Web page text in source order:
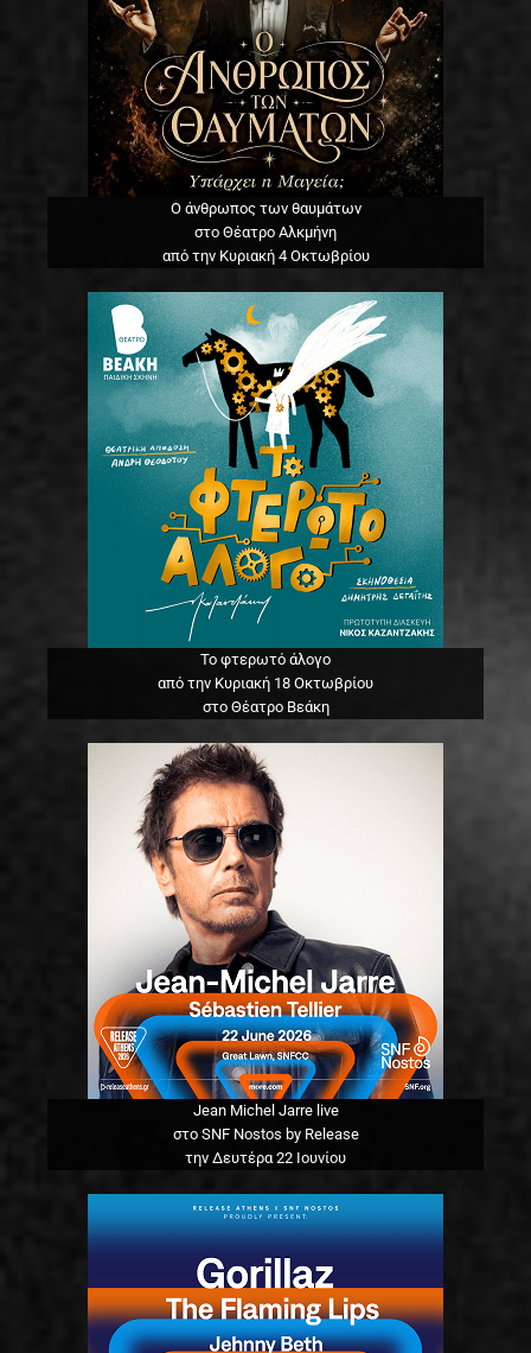
Ο άνθρωπος των θαυμάτων
στο Θέατρο Αλκμήνη
από την Κυριακή 4 Οκτωβρίου
Το φτερωτό άλογο
από την Κυριακή 18 Οκτωβρίου
στο Θέατρο Βεάκη
Jean Michel Jarre live
στο SNF Nostos by Release
την Δευτέρα 22 Ιουνίου